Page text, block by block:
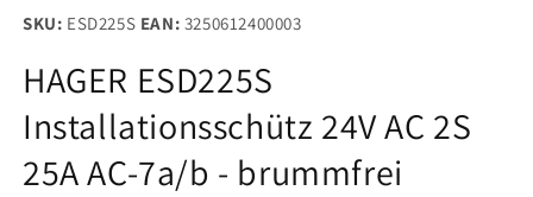
SKU: ESD225S EAN: 3250612400003
HAGER ESD225S
Installationsschütz 24V AC 2S
25A AC-7a/b - brummfrei